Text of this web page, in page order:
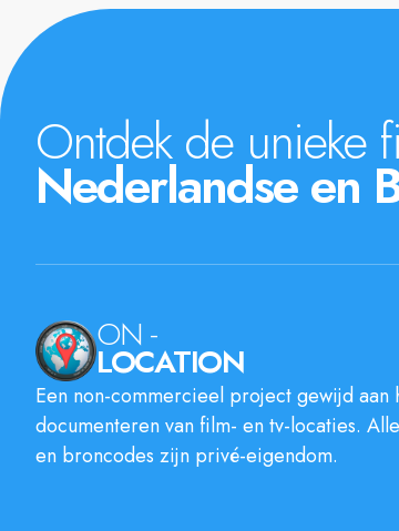
Ontdek de unieke
Nederlandse en
ON -
LOCATION
Een non-commercieel project gewijd aan
documenteren van film- en tv-locaties.
en broncodes zijn privé-eigendom.